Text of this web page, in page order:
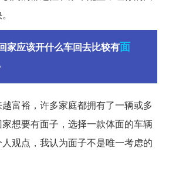
家应该开什么车回去比较有面
富裕，许多家庭都拥有了一辆或多
想要有面子，选择一款体面的车辆
观点，我认为面子不是唯一考虑的